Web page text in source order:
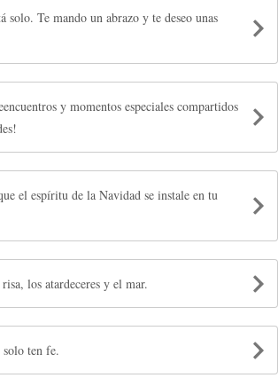
mando un abrazo y te deseo unas
y momentos especiales compartidos
el espíritu de la Navidad se instale en tu
los atardeceres y el mar.
solo ten fe.